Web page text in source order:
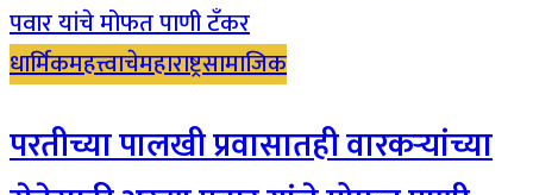
धार्मिकमहत्त्वाचेमहाराष्ट्रसामाजिक
परतीच्या पालखी प्रवासातही वारकऱ्यांच्या